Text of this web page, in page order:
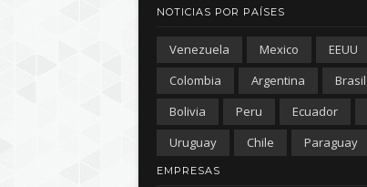
NOTICIAS POR PAÍSES
Venezuela Mexico
EEUU
Colombia
Argentina
Brasil
Bolivia
Peru Ecuador
Uruguay
Chile Paraguay
EMPRESAS